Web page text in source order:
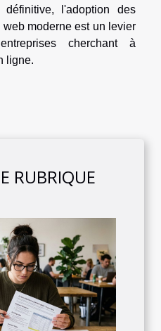
l'adoption des
moderne est un levier
cherchant à
ligne.
RUBRIQUE